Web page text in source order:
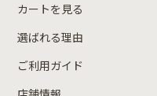
カートを見る
選ばれる理由
ご利用ガイド